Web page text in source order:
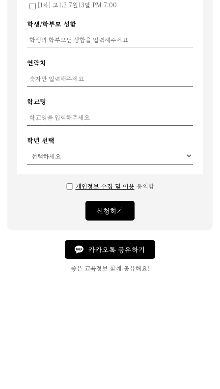
[1차] 고1,2 7월13일 PM 7:00
학생/학부모 성함
연락처
학교명
학년 선택
개인정보 수집 및 이용 동의함
신청하기
카카오톡 공유하기
좋은 교육정보 함께 공유해요!